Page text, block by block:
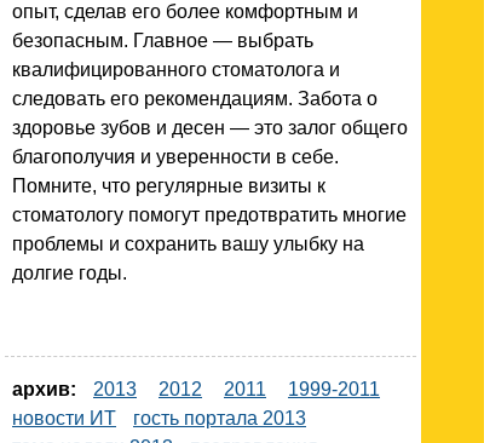
опыт, сделав его более комфортным и
безопасным. Главное — выбрать
квалифицированного стоматолога и
следовать его рекомендациям. Забота о
здоровье зубов и десен — это залог общего
благополучия и уверенности в себе.
Помните, что регулярные визиты к
стоматологу помогут предотвратить многие
проблемы и сохранить вашу улыбку на
долгие годы.
архив: 2013 2012 2011
1999-2011
новости ИТ
гость портала 2013